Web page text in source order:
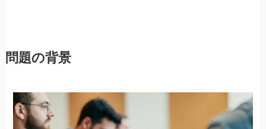
問題の背景